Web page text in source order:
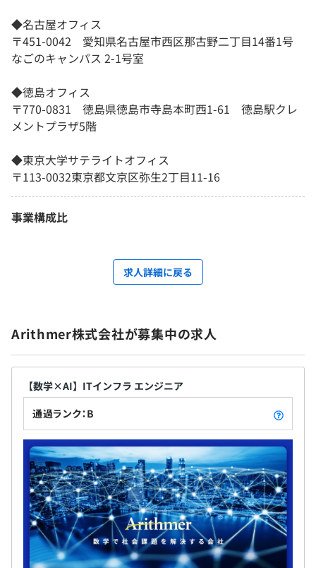
◆名古屋オフィス
〒451-0042 愛知県名古屋市西区那古野二丁目14番1号
なごのキャンパス 2-1号室
◆徳島オフィス
〒770-0831 徳島県徳島市寺島本町西1-61 徳島駅クレ
メントプラザ5階
◆東京大学サテライトオフィス
〒113-0032東京都文京区弥生2丁目11-16
事業構成比
求人詳細に戻る
Arithmer株式会社が募集中の求人
【数学×AI】ITインフラ エンジニア
通過ランク：B